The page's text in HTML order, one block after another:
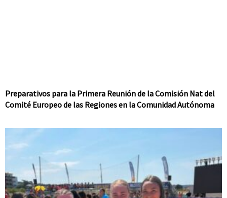
Preparativos para la Primera Reunión de la Comisión Nat del
Comité Europeo de las Regiones en la Comunidad Autónoma